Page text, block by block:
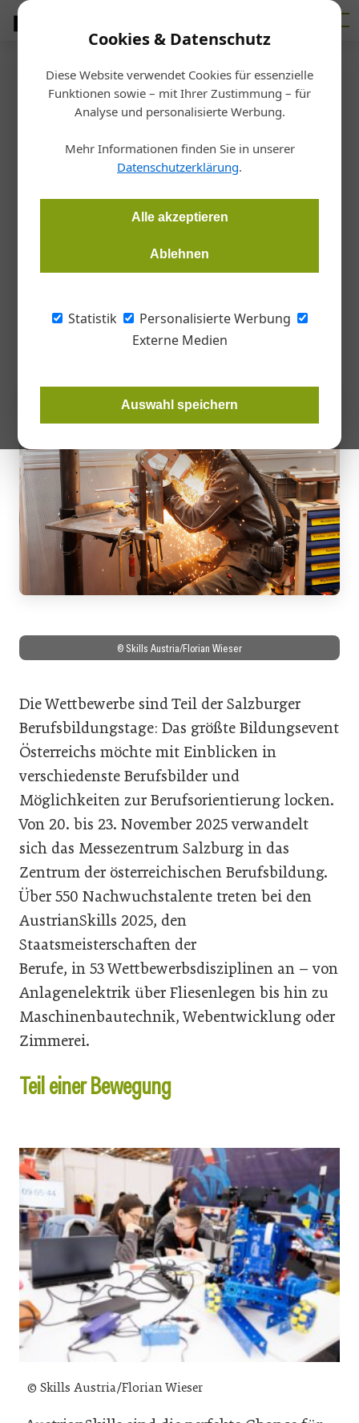
Cookies & Datenschutz
Diese Website verwendet Cookies für essenzielle
Funktionen sowie – mit Ihrer Zustimmung – für
Analyse und personalisierte Werbung.
Mehr Informationen finden Sie in unserer
Datenschutzerklärung.
Alle akzeptieren
Ablehnen
Statistik
Personalisierte Werbung
Externe Medien
Auswahl speichern
Startseite/Veranstaltungen
AustrianSkills 2025
Staatsmeisterschaften der
Berufe: Aufruf zur Anmeldung
Redaktion Handwerk + Bau
Ab sofort können sich interessierte Nachwuchsfachkräfte für
von 20. bis 23. November 2025 in Salzburg um den
Staatsmeistertitel in ihrem Beruf kämpfen.
© Skills Austria/Florian Wieser
Die Wettbewerbe sind Teil der Salzburger
Berufsbildungstage: Das größte Bildungsevent
Österreichs möchte mit Einblicken in
verschiedenste Berufsbilder und
Möglichkeiten zur Berufsorientierung locken.
Von 20. bis 23. November 2025 verwandelt
sich das Messezentrum Salzburg in das
Zentrum der österreichischen Berufsbildung.
Über 550 Nachwuchstalente treten bei den
AustrianSkills 2025, den
Staatsmeisterschaften der
Berufe, in 53 Wettbewerbsdisziplinen an – von
Anlagenelektrik über Fliesenlegen bis hin zu
Maschinenbautechnik, Webentwicklung oder
Zimmerei.
Teil einer Bewegung
© Skills Austria/Florian Wieser